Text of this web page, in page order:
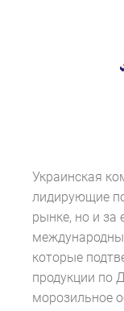
Украинская
лидирующие
рынке, но и за
которые
продукции по
морозильное